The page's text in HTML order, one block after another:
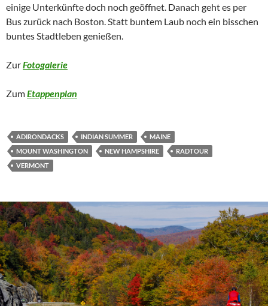
einige Unterkünfte doch noch geöffnet. Danach geht es per
Bus zurück nach Boston. Statt buntem Laub noch ein bisschen
buntes Stadtleben genießen.
ZurFotogalerie
ZumEtappenplan
ADIRONDACKS INDIAN SUMMER
MAINE
MOUNT WASHINGTON
NEW HAMPSHIRE
RADTOUR
VERMONT